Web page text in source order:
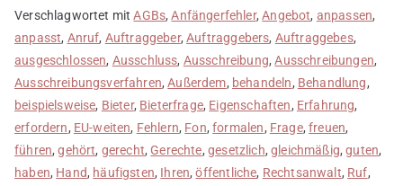
Verschlagwortet mitAGBs,Anfängerfehler,Angebot, anpassen,
anpasst, Anruf, Auftraggeber,Auftraggebers, Auftraggebes,
ausgeschlossen, Ausschluss, Ausschreibung,Ausschreibungen,
Ausschreibungsverfahren,Außerdem, behandeln, Behandlung,
beispielsweise, Bieter, Bieterfrage, Eigenschaften, Erfahrung,
erfordern, EU-weiten, Fehlern, Fon,formalen, Frage,freuen,
führen,gehört, gerecht, Gerechte,gesetzlich,gleichmäßig,guten,
haben, Hand, häufigsten, Ihren,öffentliche, Rechtsanwalt, Ruf,